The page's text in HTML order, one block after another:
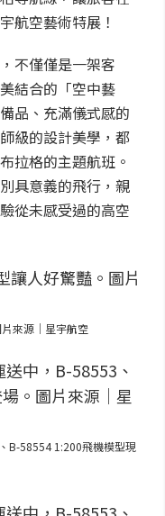
航空藝術特展！
不僅僅是一架客
結合的「空中藝
品、充滿儀式感的
級的設計美學，都
拉格的主題航班。
具意義的飛行，親
從未感受過的高空
片來源｜星宇航空
B-58554 1:200飛機模型現